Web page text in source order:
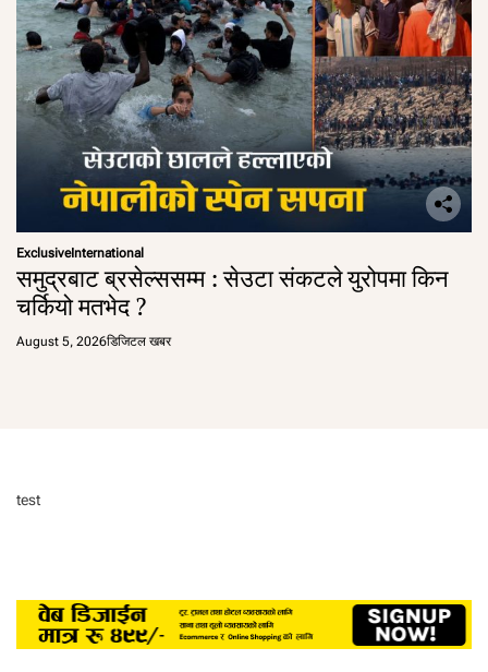
ExclusiveInternational
समुद्रबाट ब्रसेल्ससम्म : सेउटा संकटले युरोपमा किन
चर्कियो मतभेद ?
August 5, 2026डिजिटल खबर
test